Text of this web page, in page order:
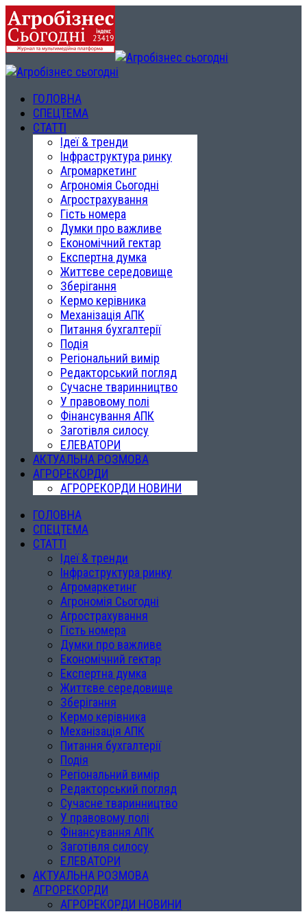
ГОЛОВНА
СПЕЦТЕМА
СТАТТІ
Ідеї & тренди
Інфраструктура ринку
Агромаркетинг
Агрономія Сьогодні
Агрострахування
Гість номера
Думки про важливе
Економічний гектар
Експертна думка
Життєве середовище
Зберігання
Кермо керівника
Механізація АПК
Питання бухгалтерії
Подія
Регіональний вимір
Редакторський погляд
Сучасне тваринництво
У правовому полі
Фінансування АПК
Заготівля силосу
ЕЛЕВАТОРИ
АКТУАЛЬНА РОЗМОВА
АГРОРЕКОРДИ
АГРОРЕКОРДИ НОВИНИ
ГОЛОВНА
СПЕЦТЕМА
СТАТТІ
Ідеї & тренди
Інфраструктура ринку
Агромаркетинг
Агрономія Сьогодні
Агрострахування
Гість номера
Думки про важливе
Економічний гектар
Експертна думка
Життєве середовище
Зберігання
Кермо керівника
Механізація АПК
Питання бухгалтерії
Подія
Регіональний вимір
Редакторський погляд
Сучасне тваринництво
У правовому полі
Фінансування АПК
Заготівля силосу
ЕЛЕВАТОРИ
АКТУАЛЬНА РОЗМОВА
АГРОРЕКОРДИ
АГРОРЕКОРДИ НОВИНИ